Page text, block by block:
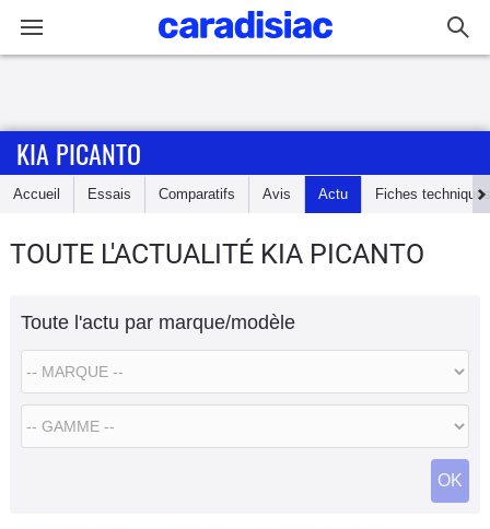
Accueil
Essais
Guide
d'achat
Electriques
KIA PICANTO
Accueil Essais Comparatifs Avis Actu Fiches techniques
TOUTE L'ACTUALITÉ KIA PICANTO
Toute l'actu par marque/modèle
OK